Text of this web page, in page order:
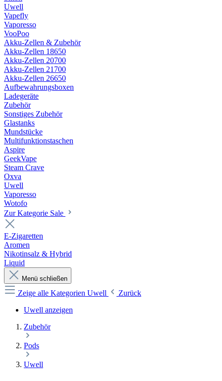
Uwell
Vapefly
Vaporesso
VooPoo
Akku-Zellen & Zubehör
Akku-Zellen 18650
Akku-Zellen 20700
Akku-Zellen 21700
Akku-Zellen 26650
Aufbewahrungsboxen
Ladegeräte
Zubehör
Sonstiges Zubehör
Glastanks
Mundstücke
Multifunktionstaschen
Aspire
GeekVape
Steam Crave
Oxva
Uwell
Vaporesso
Wotofo
Zur Kategorie Sale
E-Zigaretten
Aromen
Nikotinsalz & Hybrid
Liquid
Menü schließen
Zeige alle Kategorien Uwell
Zurück
Uwell anzeigen
Zubehör
Pods
Uwell